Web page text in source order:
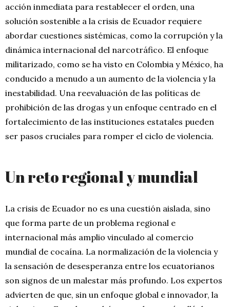
acción inmediata para restablecer el orden, una
solución sostenible a la crisis de Ecuador requiere
abordar cuestiones sistémicas, como la corrupción y la
dinámica internacional del narcotráfico. El enfoque
militarizado, como se ha visto en Colombia y México, ha
conducido a menudo a un aumento de la violencia y la
inestabilidad. Una reevaluación de las políticas de
prohibición de las drogas y un enfoque centrado en el
fortalecimiento de las instituciones estatales pueden
ser pasos cruciales para romper el ciclo de violencia.
Un reto regional y mundial
La crisis de Ecuador no es una cuestión aislada, sino
que forma parte de un problema regional e
internacional más amplio vinculado al comercio
mundial de cocaína. La normalización de la violencia y
la sensación de desesperanza entre los ecuatorianos
son signos de un malestar más profundo. Los expertos
advierten de que, sin un enfoque global e innovador, la